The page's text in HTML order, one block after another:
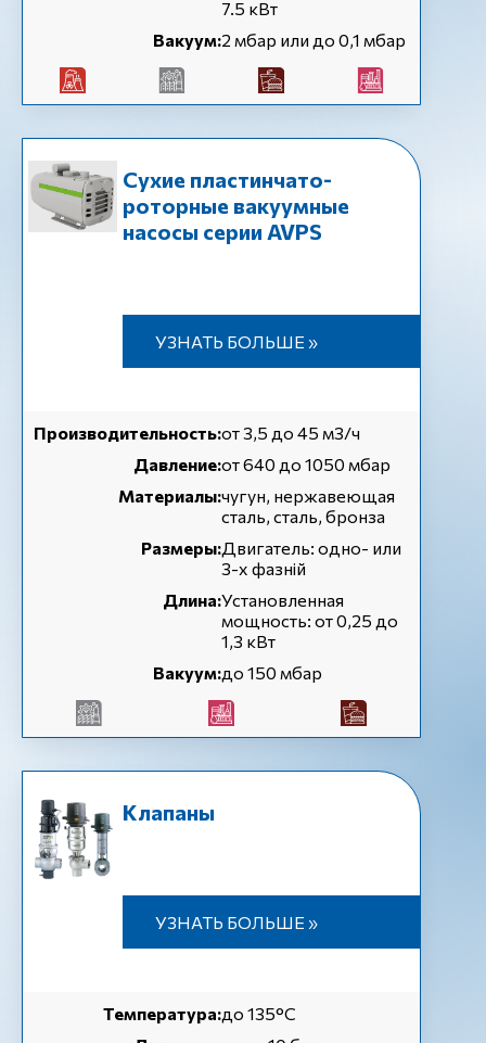
7.5 кВт
Вакуум:2 мбар или до 0,1 мбар
Сухие пластинчато-
роторные вакуумные
насосы серии AVPS
УЗНАТЬ БОЛЬШЕ »
Производительность:от 3,5 до 45 м3/ч
Давление:от 640 до 1050 мбар
Материалы:чугун, нержавеющая
сталь, сталь, бронза
Размеры:Двигатель: одно- или
3-х фазній
Длина:Установленная
мощность: от 0,25 до
1,3 кВт
Вакуум:до 150 мбар
Клапаны
УЗНАТЬ БОЛЬШЕ »
Температура:до 135°C